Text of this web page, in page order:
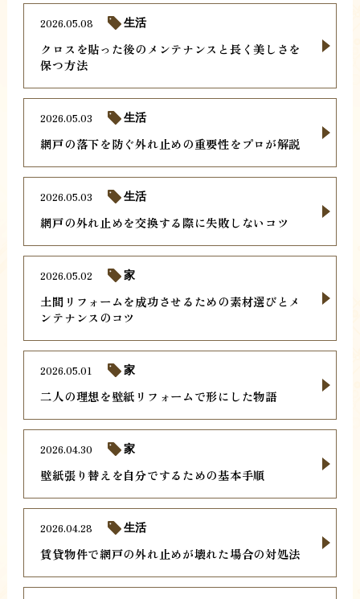
クロスを貼った後のメンテナンスと長く美しさを
保つ方法
2026.05.08 生活
網戸の落下を防ぐ外れ止めの重要性をプロが解説
2026.05.03 生活
網戸の外れ止めを交換する際に失敗しないコツ
2026.05.03 生活
土間リフォームを成功させるための素材選びとメ
ンテナンスのコツ
2026.05.02 家
二人の理想を壁紙リフォームで形にした物語
2026.05.01 家
壁紙張り替えを自分でするための基本手順
2026.04.30 家
賃貸物件で網戸の外れ止めが壊れた場合の対処法
2026.04.28 生活